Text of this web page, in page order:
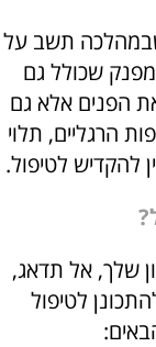
שבמהלכה תשב על
שכולל גם
את הפנים אלא גם
הרגליים, תלוי
להקדיש לטיפול.
שלך, אל תדאג,
לטיפול